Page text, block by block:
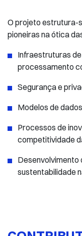
O projeto estrutura-
pioneiras na ótica
Infraestruturas
processamento
Segurança e
Modelos de
Processos de
competitividade
Desenvolvimento
sustentabilidade